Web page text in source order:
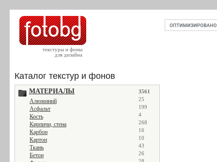
текстуры и фоны
для дизайна
Каталог текстур и фонов
МАТЕРИАЛЫ 3561
Алюминий 25
Асфальт 199
Кость 4
Кирпичи, стена 268
Карбон 16
Картон 10
Ткань 43
Бетон 26